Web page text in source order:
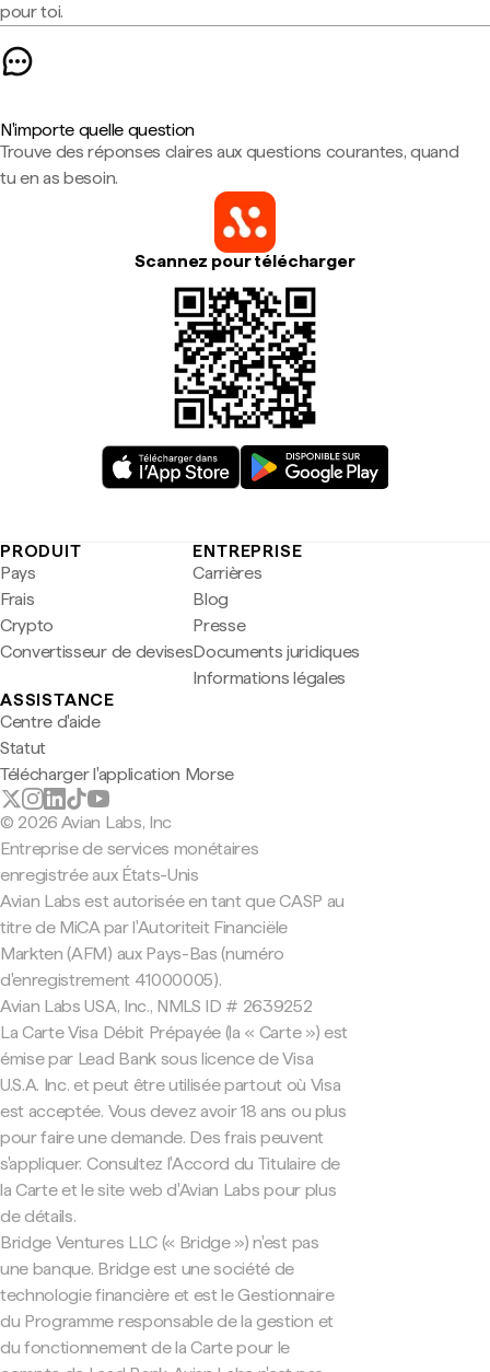
pour toi.
N'importe quelle question
Trouve des réponses claires aux questions courantes, quand
tu en as besoin.
Scannez pour télécharger
PRODUIT
Pays
Frais
Crypto
Convertisseur de devises
ENTREPRISE
Carrières
Blog
Presse
Documents juridiques
Informations légales
ASSISTANCE
Centre d'aide
Statut
Télécharger l'application Morse
© 2026 Avian Labs, Inc
Entreprise de services monétaires
enregistrée aux États-Unis
Avian Labs est autorisée en tant que CASP au
titre de MiCA par l'Autoriteit Financiële
Markten (AFM) aux Pays-Bas (numéro
d'enregistrement 41000005).
Avian Labs USA, Inc., NMLS ID # 2639252
La Carte Visa Débit Prépayée (la « Carte ») est
émise par Lead Bank sous licence de Visa
U.S.A. Inc. et peut être utilisée partout où Visa
est acceptée. Vous devez avoir 18 ans ou plus
pour faire une demande. Des frais peuvent
s'appliquer. Consultez l'Accord du Titulaire de
la Carte et le site web d'Avian Labs pour plus
de détails.
Bridge Ventures LLC (« Bridge ») n'est pas
une banque. Bridge est une société de
technologie financière et est le Gestionnaire
du Programme responsable de la gestion et
du fonctionnement de la Carte pour le